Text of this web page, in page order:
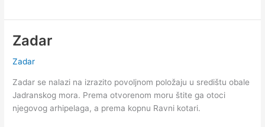
šestodnevna
vremenska
prognoza
za
Zadar
Zadar
Zadar se nalazi na izrazito povoljnom položaju u središtu obale
Jadranskog mora. Prema otvorenom moru štite ga otoci
njegovog arhipelaga, a prema kopnu Ravni kotari.